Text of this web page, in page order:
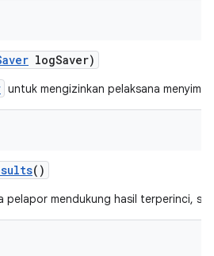
logSaver)
untuk mengizinkan pelaksana
()
pelapor mendukung hasil terperinci,